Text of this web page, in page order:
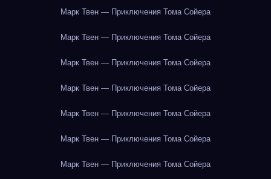
Марк Твен — Приключения Тома Сойера
Марк Твен — Приключения Тома Сойера
Марк Твен — Приключения Тома Сойера
Марк Твен — Приключения Тома Сойера
Марк Твен — Приключения Тома Сойера
Марк Твен — Приключения Тома Сойера
Марк Твен — Приключения Тома Сойера